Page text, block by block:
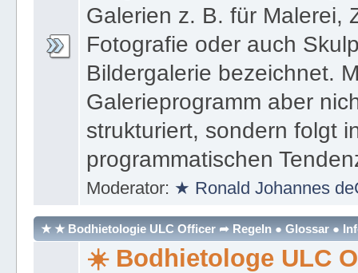
Galerien z. B. für Malerei,
Fotografie oder auch
Bildergalerie bezeichnet.
Galerieprogramm aber
strukturiert, sondern folgt
programmatischen
Moderator: ★ Ronald Johannes
★ ★ Bodhietologie ULC Officer ➦ Regeln ● Glossar ●
☀️ Bodhietologe ULC